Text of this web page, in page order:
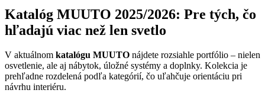
Katalóg MUUTO 2025/2026: Pre tých, čo
hľadajú viac než len svetlo
V aktuálnom katalógu MUUTO nájdete rozsiahle portfólio – nielen
osvetlenie, ale aj nábytok, úložné systémy a doplnky. Kolekcia je
prehľadne rozdelená podľa kategórií, čo uľahčuje orientáciu pri
návrhu interiéru.